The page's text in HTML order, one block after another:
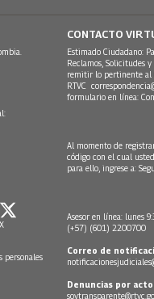
X
personales
CONTACTO
Estimado Ciudadano:
Reclamos, Solicitudes
remitir lo pertinente al
RTVC
formulario en línea:
Al momento de
código con el cual
para ello, ingrese a:
Asesor en línea: lunes
(+57) (601) 2200700
Correo de
Denuncias por